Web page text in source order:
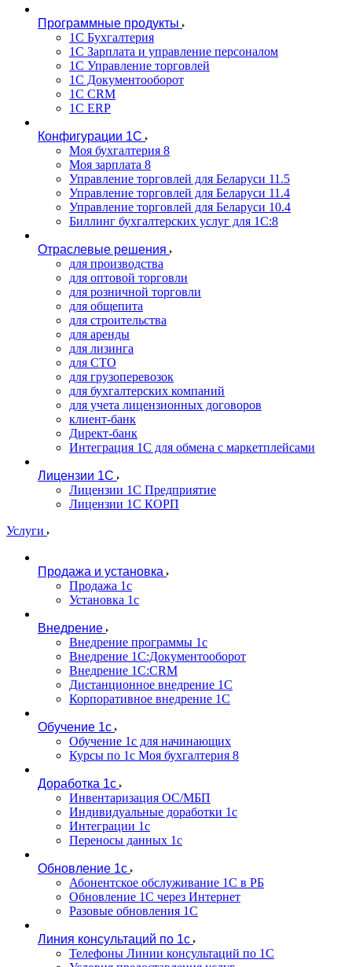
Программные продукты
1С Бухгалтерия
1С Зарплата и управление персоналом
1С Управление торговлей
1С Документооборот
1С CRM
1С ERP
Конфигурации 1С
Моя бухгалтерия 8
Моя зарплата 8
Управление торговлей для Беларуси 11.5
Управление торговлей для Беларуси 11.4
Управление торговлей для Беларуси 10.4
Биллинг бухгалтерских услуг для 1С:8
Отраслевые решения
для производства
для оптовой торговли
для розничной торговли
для общепита
для строительства
для аренды
для лизинга
для СТО
для грузоперевозок
для бухгалтерских компаний
для учета лицензионных договоров
клиент-банк
Директ-банк
Интеграция 1C для обмена с маркетплейсами
Лицензии 1С
Лицензии 1С Предприятие
Лицензии 1С КОРП
Услуги
Продажа и установка
Продажа 1с
Установка 1с
Внедрение
Внедрение программы 1с
Внедрение 1С:Документооборот
Внедрение 1С:CRM
Дистанционное внедрение 1С
Корпоративное внедрение 1С
Обучение 1с
Обучение 1с для начинающих
Курсы по 1с Моя бухгалтерия 8
Доработка 1с
Инвентаризация ОС/МБП
Индивидуальные доработки 1с
Интеграции 1с
Переносы данных 1с
Обновление 1с
Абонентское обслуживание 1С в РБ
Обновление 1С через Интернет
Разовые обновления 1С
Линия консультаций по 1с
Телефоны Линии консультаций по 1С